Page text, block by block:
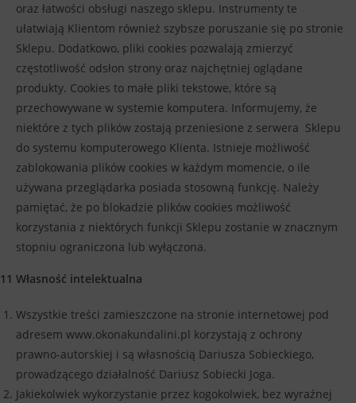
oraz łatwości obsługi naszego sklepu. Instrumenty te
ułatwiają Klientom również szybsze poruszanie się po stronie
Sklepu. Dodatkowo, pliki cookies pozwalają zmierzyć
częstotliwość odsłon strony oraz najchętniej oglądane
produkty. Cookies to małe pliki tekstowe, które są
przechowywane w systemie komputera. Informujemy, że
niektóre z tych plików zostają przeniesione z serwera Sklepu
do systemu komputerowego Klienta. Istnieje możliwość
zablokowania plików cookies w każdym momencie, o ile
używana przeglądarka posiada stosowną funkcję. Należy
pamiętać, że po blokadzie plików cookies możliwość
korzystania z niektórych funkcji Sklepu zostanie w znacznym
stopniu ograniczona lub wyłączona.
11 Własność intelektualna
Wszystkie treści zamieszczone na stronie internetowej pod
adresem www.okonakundalini.pl korzystają z ochrony
prawno-autorskiej i są własnością Dariusza Sobieckiego,
prowadzącego działalność Dariusz Sobiecki Joga.
Jakiekolwiek wykorzystanie przez kogokolwiek, bez wyraźnej